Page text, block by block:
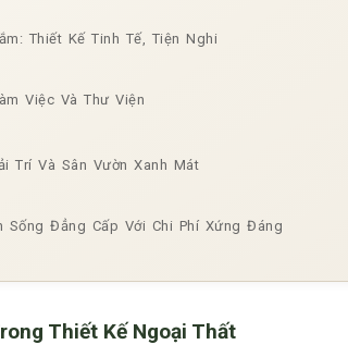
Thiết Kế Tinh Tế, Tiện Nghi
Việc Và Thư Viện
Trí Và Sân Vườn Xanh Mát
Sống Đẳng Cấp Với Chi Phí Xứng Đáng
Thiết Kế Ngoại Thất